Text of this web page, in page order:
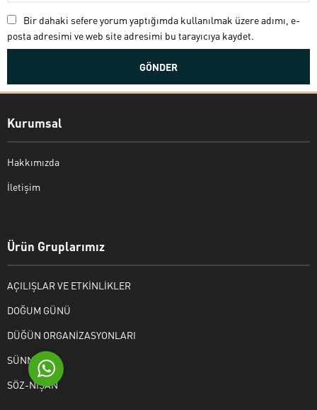
Bir dahaki sefere yorum yaptığımda kullanılmak üzere adımı, e-
posta adresimi ve web site adresimi bu tarayıcıya kaydet.
Kurumsal
Hakkımızda
İletişim
Ürün Gruplarımız
AÇILIŞLAR VE ETKİNLİKLER
DOĞUM GÜNÜ
DÜĞÜN ORGANİZASYONLARI
SÜNNET
SÖZ-NİŞAN